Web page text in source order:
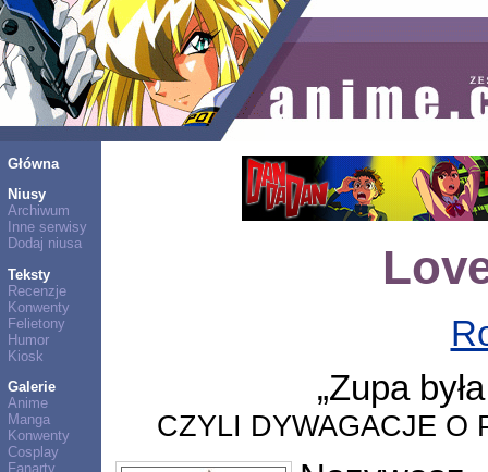
Główna
Niusy
Archiwum
Inne serwisy
Dodaj niusa
Teksty
Recenzje
Konwenty
Felietony
Humor
Kiosk
Galerie
Anime
Manga
Konwenty
Cosplay
Fanarty
„Zupa
CZYLI DYWAGACJE O